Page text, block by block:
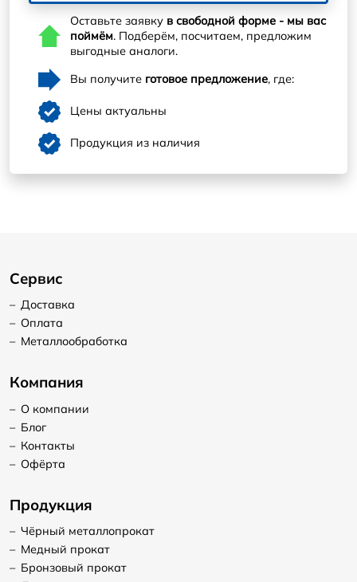
Оставьте заявку в свободной форме - мы вас
поймём. Подберём, посчитаем, предложим
выгодные аналоги.
Вы получите готовое предложение, где:
Цены актуальны
Продукция из наличия
Сервис
– Доставка
– Оплата
– Металлообработка
Компания
– О компании
– Блог
– Контакты
– Офёрта
Продукция
– Чёрный металлопрокат
– Медный прокат
– Бронзовый прокат